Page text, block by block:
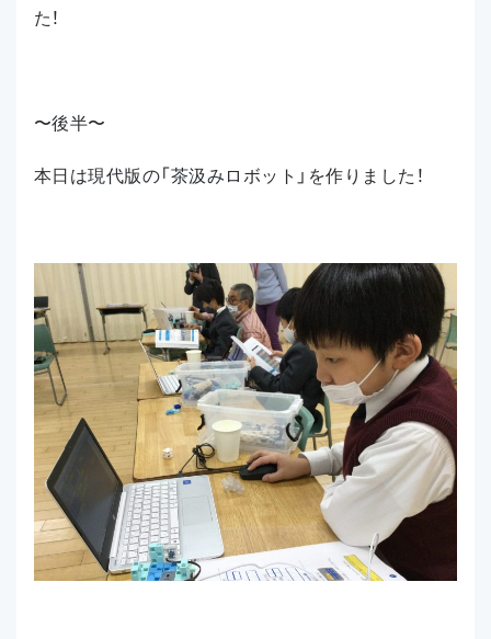
た！
〜後半〜
本日は現代版の「茶汲みロボット」を作りました！